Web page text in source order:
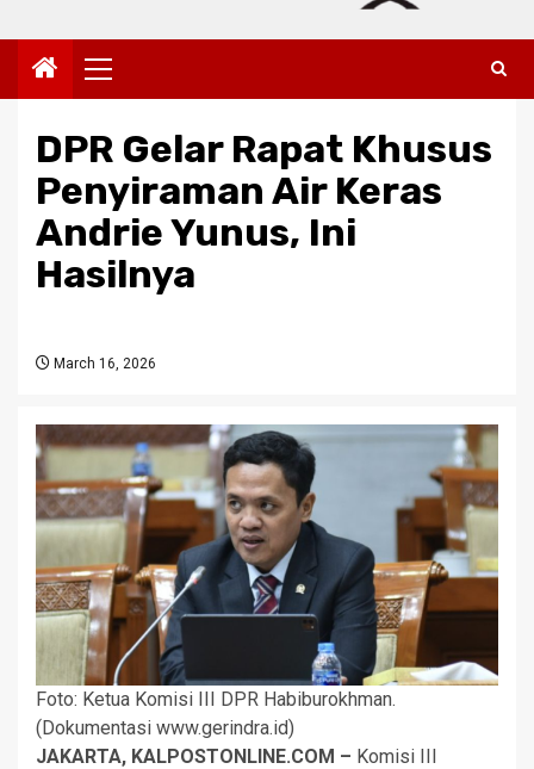
Primary
Menu
DPR Gelar Rapat Khusus
Penyiraman Air Keras
Andrie Yunus, Ini
Hasilnya
March 16, 2026
Foto: Ketua Komisi III DPR Habiburokhman.
(Dokumentasi www.gerindra.id)
JAKARTA, KALPOSTONLINE.COM – Komisi III